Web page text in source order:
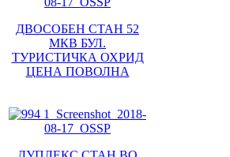
ДВОСОБЕН СТАН 52
МКВ БУЛ.
ТУРИСТИЧКА ОХРИД
ЦЕНА ПОВОЛНА